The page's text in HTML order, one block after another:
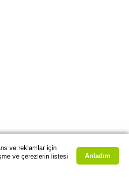
ve reklamlar için
ve çerezlerin listesi
Anladım